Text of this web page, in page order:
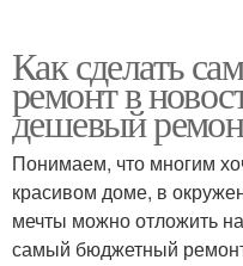
Как сделать
ремонт в
дешевый
Понимаем, что многим
красивом доме, в
мечты можно отложить
самый бюджетный